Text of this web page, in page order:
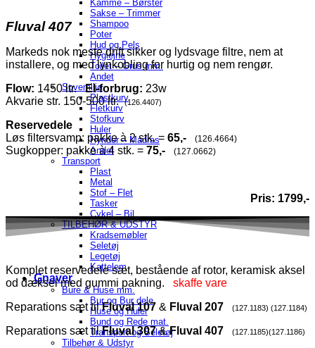
Kamme – Børster
Sakse – Trimmer
Shampoo
Poter
Hud og Pels
Hygiejne
Toilet – Grus mm.
Andet
Sovemiljø
Plastkurv
Fletkurv
Stofkurv
Huler
Hynder – Madras
Andet
Transport
Plast
Metal
Stof – Flet
Tasker
Cykel – Bil
TILBEHØR & UDSTYR
Kradsemøbler
Seletøj
Legetøj
Kattelem
Gnaver
Bure & Huse mm.
Bur og Bur dele
Huse og Huler
Bund og Rede mat.
Transport og Seletøj
Tilbehør & Udstyr
Fluval 407
Markeds nok meste drift sikker og lydsvage filtre, nem at
installere, og med lynkobling for hurtig og nem rengør.
Flow: 1450 ltr.El-forbrug: 23w
Akvarie str. 150-500 ltr.(126.4407)
Reservedele
Løs filtersvamp: pakke à 2 stk. = 65,- (126.4664)
Sugkopper: pakke à 4 stk. = 75,- (127.0662)
Pris: 1799,-
Komplet reservedele sæt, bestående af rotor, keramisk aksel
od dæksel med gummi pakning. skaffe vare
Reparations sæt tilFluval 107 & Fluval 207 (127.1183) (127.1184)
Reparations sæt tilFluval 307&Fluval 407 (127.1185)(127.1186)